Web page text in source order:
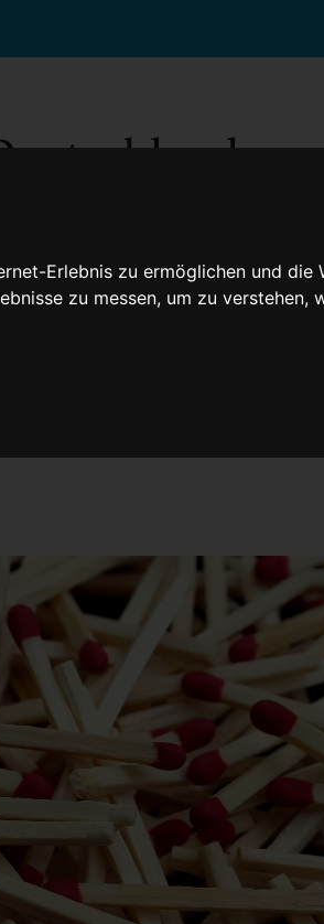
Erlebnis zu ermöglichen und die
zu messen, um zu verstehen,